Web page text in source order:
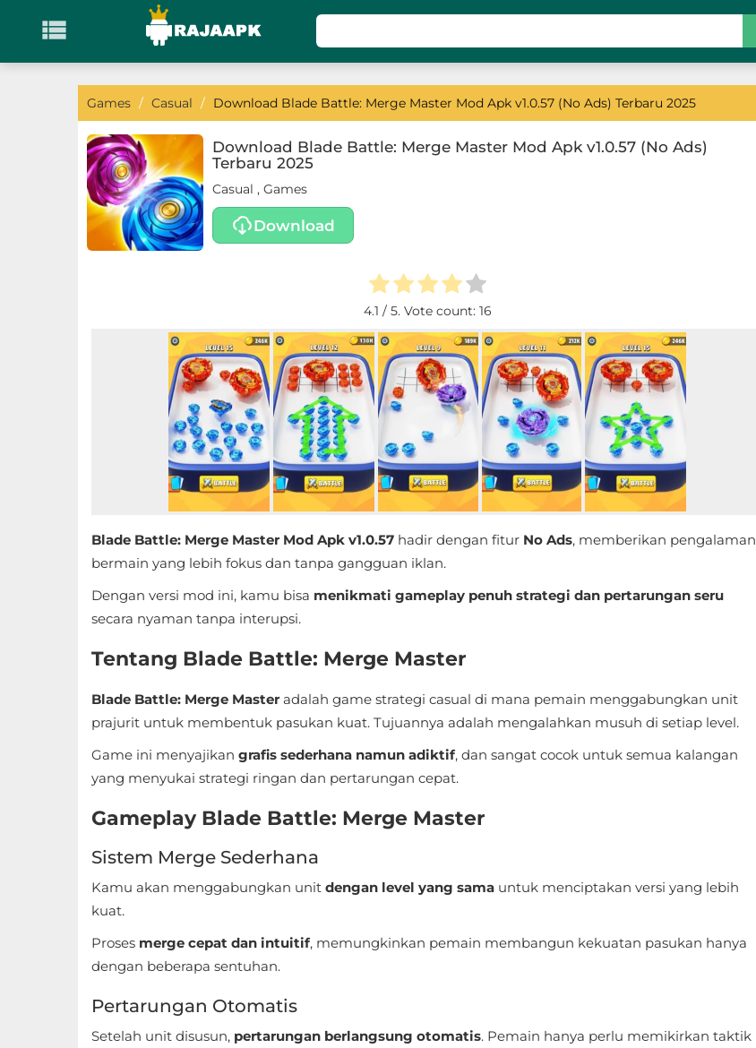

KATEGORI
Games
Adventure
Simulation
Standalone
Games / Casual / Download Blade Battle: Merge Master Mod Apk v1.0.57 (No Ads) Terbaru 2025
Download Blade Battle: Merge Master Mod Apk v1.0.57 (No Ads)
Terbaru 2025
Casual , Games
Download
4.1 / 5. Vote count: 16
Blade Battle: Merge Master Mod Apk v1.0.57 hadir dengan fitur No Ads, memberikan pengalaman
bermain yang lebih fokus dan tanpa gangguan iklan.
Dengan versi mod ini, kamu bisa menikmati gameplay penuh strategi dan pertarungan seru
secara nyaman tanpa interupsi.
Tentang Blade Battle: Merge Master
Blade Battle: Merge Master adalah game strategi casual di mana pemain menggabungkan unit
prajurit untuk membentuk pasukan kuat. Tujuannya adalah mengalahkan musuh di setiap level.
Game ini menyajikan grafis sederhana namun adiktif, dan sangat cocok untuk semua kalangan
yang menyukai strategi ringan dan pertarungan cepat.
Gameplay Blade Battle: Merge Master
Sistem Merge Sederhana
Kamu akan menggabungkan unit dengan level yang sama untuk menciptakan versi yang lebih
kuat.
Proses merge cepat dan intuitif, memungkinkan pemain membangun kekuatan pasukan hanya
dengan beberapa sentuhan.
Pertarungan Otomatis
Setelah unit disusun, pertarungan berlangsung otomatis. Pemain hanya perlu memikirkan taktik